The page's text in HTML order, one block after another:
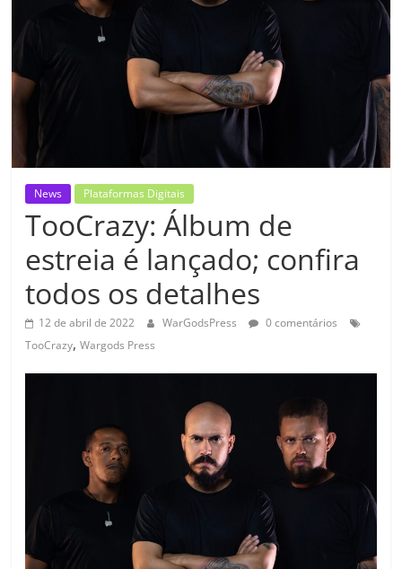
News Plataformas Digitais
TooCrazy: Álbum de
estreia é lançado; confira
todos os detalhes
12 de abril de 2022 WarGodsPress
0 comentários
TooCrazy,Wargods Press